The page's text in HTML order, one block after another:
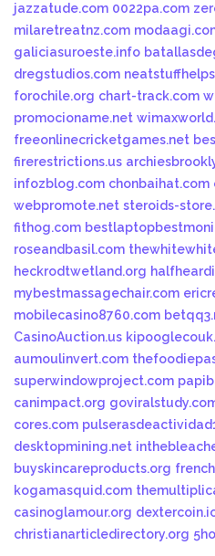
jazzatude.com 0022pa.com
milaretreatnz.com
galiciasuroeste.info
dregstudios.com
forochile.org chart-track.com
promocioname.net
freeonlinecricketgames.net
firerestrictions.us
infozblog.com chonbaihat.com
webpromote.net steroids-
fithog.com
roseandbasil.com
heckrodtwetland.org
mybestmassagechair.com
mobilecasino8760.com
CasinoAuction.us
aumoulinvert.com
superwindowproject.com
canimpact.org
cores.com
desktopmining.net
buyskincareproducts.org
kogamasquid.com
casinoglamour.org
christianarticledirectory.org